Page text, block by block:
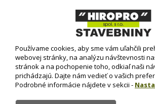
O nás
O spoločnosti
Kontakt
Používame cookies, aby sme vám uľahčili
webovej stránky, na analýzu návštevnosti
stránok a na pochopenie toho, odkiaľ naši
prichádzajú. Dajte nám vedieť o vašich
Podrobné informácie nájdete v sekcii -